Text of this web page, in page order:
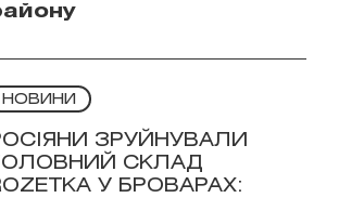
НОВИНИ
ЗРУЙНУВАЛИ
СКЛАД
У БРОВАРАХ: